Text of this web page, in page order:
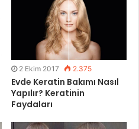
2 Ekim 2017 2.375
Evde Keratin Bakımı Nasıl
Yapılır? Keratinin
Faydaları